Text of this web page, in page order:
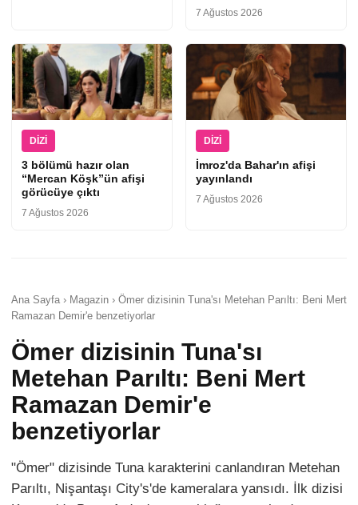
7 Ağustos 2026
DIZI
3 bölümü hazır olan
“Mercan Köşk”ün afişi
görücüye çıktı
7 Ağustos 2026
DIZI
İmroz'da Bahar'ın afişi
yayınlandı
7 Ağustos 2026
Ana Sayfa › Magazin › Ömer dizisinin Tuna'sı Metehan Parıltı: Beni Mert
Ramazan Demir'e benzetiyorlar
Ömer dizisinin Tuna'sı
Metehan Parıltı: Beni Mert
Ramazan Demir'e
benzetiyorlar
"Ömer" dizisinde Tuna karakterini canlandıran Metehan
Parıltı, Nişantaşı City's'de kameralara yansıdı. İlk dizisi